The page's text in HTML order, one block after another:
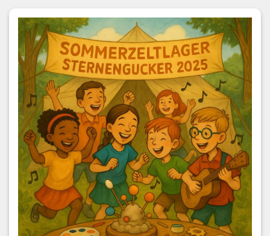
Besonders spannend: die eigene Choreografie entwickeln
und stolz präsentieren!
Ob unter freiem Himmel oder in der Gruppe – das
vielseitige Programm, die frische Luft und die strahlenden
Gesichter zeigen.
Welche Werte werden